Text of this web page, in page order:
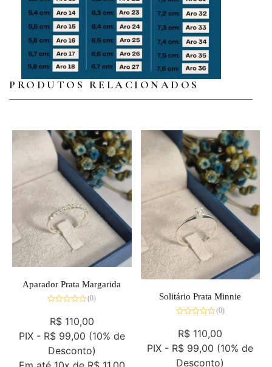
PRODUTOS RELACIONADOS
Aparador Prata Margarida
0
de
5
(0)
R$110,00
PIX - R$ 99,00 (10% de
Desconto)
Solitário Prata Minnie
0
de
5
(0)
R$ 110,00
PIX - R$ 99,00 (10% de
Desconto)